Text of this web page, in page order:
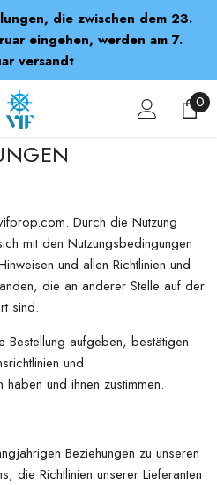
die zwischen dem 23.
eingehen, werden am 7.
versandt
00
Durch die Nutzung
mit den Nutzungsbedingungen
und allen Richtlinien und
die an anderer Stelle auf der
sind.
aufgeben, bestätigen
und
und ihnen zustimmen.
Beziehungen zu unseren
die Richtlinien unserer Lieferanten